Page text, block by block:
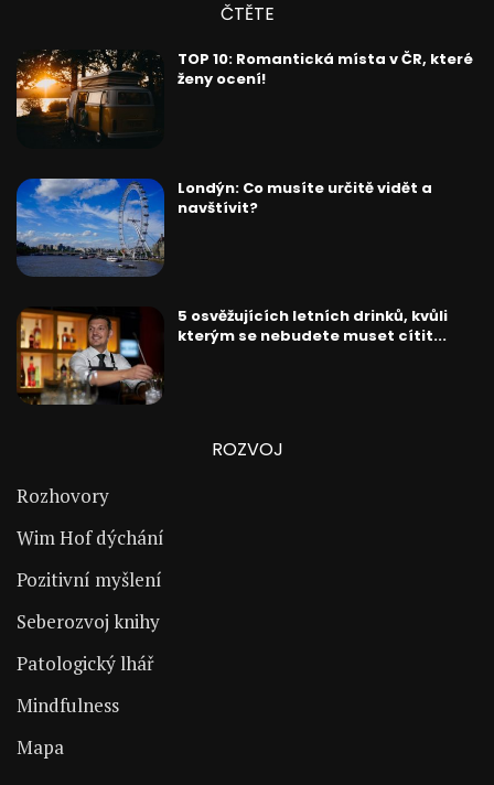
ČTĚTE
TOP 10: Romantická místa v ČR, které
ženy ocení!
Londýn: Co musíte určitě vidět a
navštívit?
5 osvěžujících letních drinků, kvůli
kterým se nebudete muset cítit...
ROZVOJ
Rozhovory
Wim Hof dýchání
Pozitivní myšlení
Seberozvoj knihy
Patologický lhář
Mindfulness
Mapa